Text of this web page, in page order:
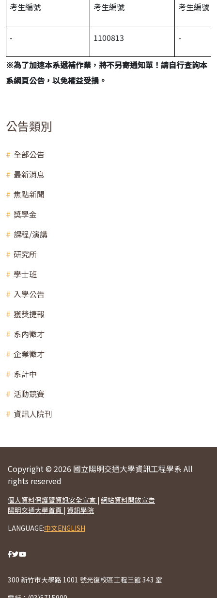
考生編號 考生編號 考生編號
- 1100813 -
※為了加速本系遞補作業，將不另寄通知單！請自行查詢本
系網頁公告，以免權益受損。
公告類別
全部公告
最新消息
焦點新聞
獎學金
課程/演講
研究所
學士班
入學公告
獲獎捷報
系內徵才
企業徵才
系計中
活動競賽
資訊人院刊
Copyright © 2026 國立陽明交通大學資訊工程學系 All
rights reserved
個人資料保護暨資訊安全宣言 | 網站資料開放宣告
陽明交通大學首頁 | 資訊學院
LANGUAGE:中文ENGLISH
300 新竹市大學路 1001 號光復校區工程三館 343 室